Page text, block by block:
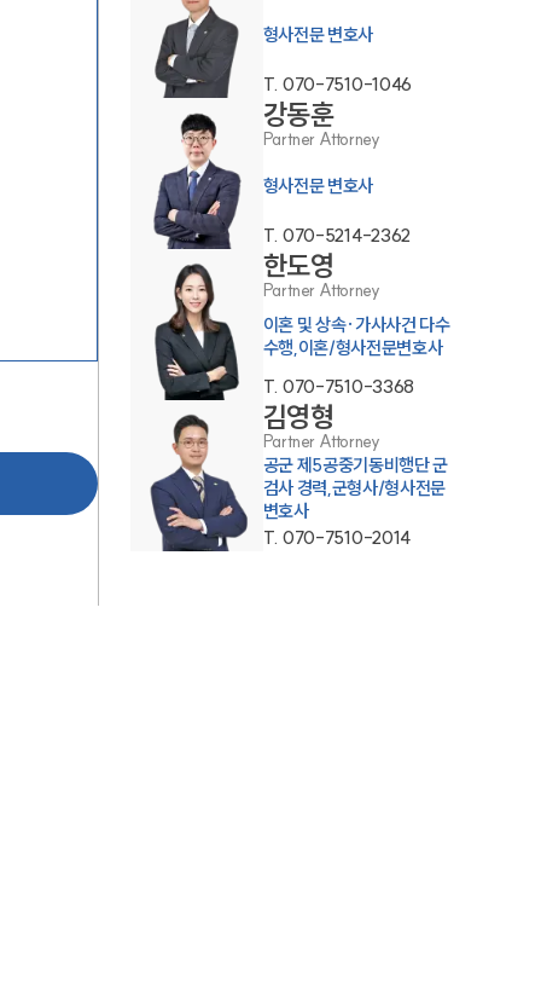
그룹소개
그룹소개
대륜의 강점
오시는 길
글로벌 파트너 로펌
고객의 소리
통합검색
AI대륜
형사전문 변호사
T. 070-7510-1046
강동훈
Partner Attorney
형사전문 변호사
T. 070-5214-2362
한도영
Partner Attorney
이혼 및 상속·가사사건 다수
수행,이혼/형사전문변호사
T. 070-7510-3368
김영형
Partner Attorney
공군 제5공중기동비행단 군
검사 경력,군형사/형사전문
변호사
T. 070-7510-2014